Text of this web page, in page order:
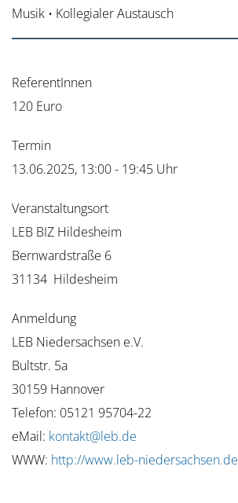
Musik • Kollegialer Austausch
ReferentInnen
120 Euro
Termin
13.06.2025, 13:00 - 19:45 Uhr
Veranstaltungsort
LEB BIZ Hildesheim
Bernwardstraße 6
31134 Hildesheim
Anmeldung
LEB Niedersachsen e.V.
Bultstr. 5a
30159 Hannover
Telefon: 05121 95704-22
eMail: kontakt@leb.de
WWW: http://www.leb-niedersachsen.de